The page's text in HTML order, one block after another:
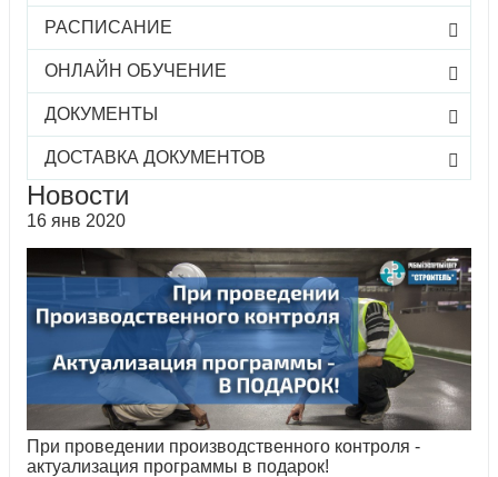
РАСПИСАНИЕ
ОНЛАЙН ОБУЧЕНИЕ
ДОКУМЕНТЫ
ДОСТАВКА ДОКУМЕНТОВ
Новости
16 янв 2020
При проведении производственного контроля -
актуализация программы в подарок!